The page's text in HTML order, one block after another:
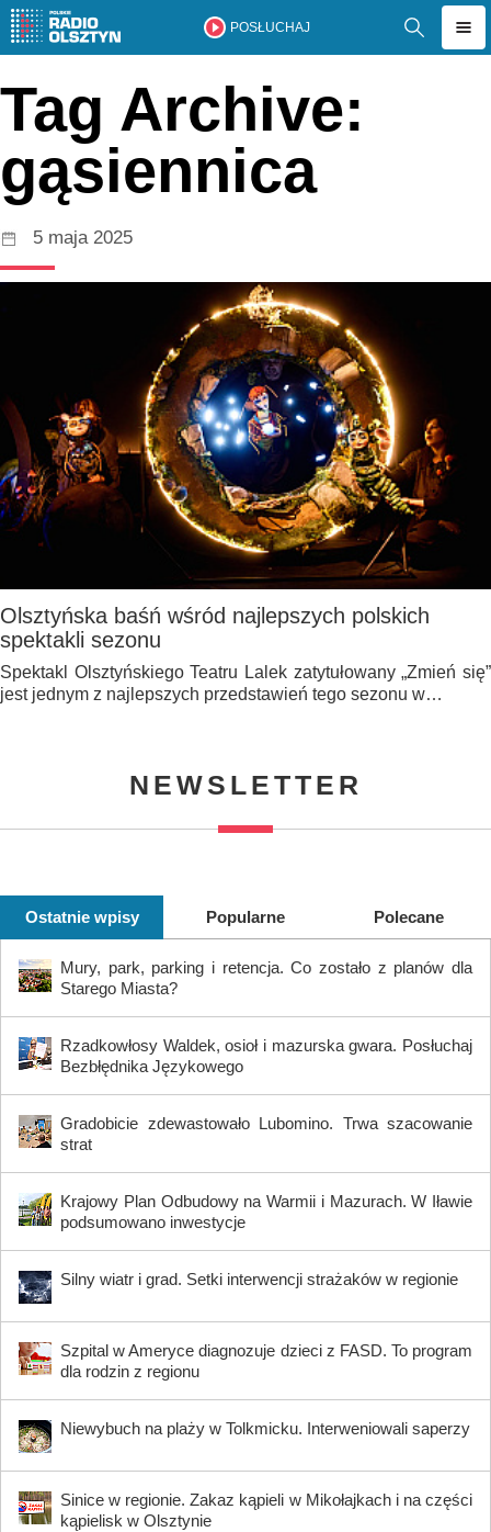
POSŁUCHAJ
Tag Archive:
gąsiennica
5 maja 2025
Olsztyńska baśń wśród najlepszych polskich
spektakli sezonu
Spektakl Olsztyńskiego Teatru Lalek zatytułowany „Zmień się”
jest jednym z najlepszych przedstawień tego sezonu w…
NEWSLETTER
Ostatnie wpisy Popularne Polecane
Mury, park, parking i retencja. Co zostało z planów dla
Starego Miasta?
Rzadkowłosy Waldek, osioł i mazurska gwara. Posłuchaj
Bezbłędnika Językowego
Gradobicie zdewastowało Lubomino. Trwa szacowanie
strat
Krajowy Plan Odbudowy na Warmii i Mazurach. W Iławie
podsumowano inwestycje
Silny wiatr i grad. Setki interwencji strażaków w regionie
Szpital w Ameryce diagnozuje dzieci z FASD. To program
dla rodzin z regionu
Niewybuch na plaży w Tolkmicku. Interweniowali saperzy
Sinice w regionie. Zakaz kąpieli w Mikołajkach i na części
kąpielisk w Olsztynie